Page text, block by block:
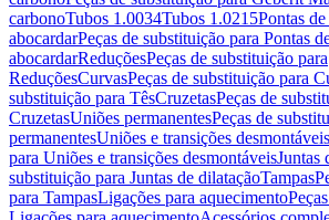
carbonoTubos 1.0034Tubos 1.0215Pontas
abocardarPeças de substituição para Pontas
abocardarReduçõesPeças de substituição para
ReduçõesCurvasPeças de substituição para
substituição para TêsCruzetasPeças de
CruzetasUniões permanentesPeças de
permanentesUniões e transições desmontáveis
para Uniões e transições desmontáveisJuntas
substituição para Juntas de dilataçãoTampas
para TampasLigações para aquecimento